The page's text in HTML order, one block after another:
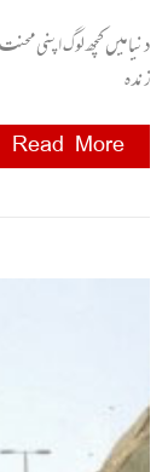
دنیا میں کچھ لوگ اپنی
زندہ
Read More